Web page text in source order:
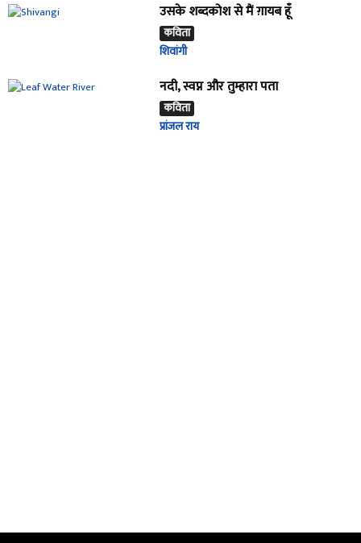
उसके शब्दकोश से मैं ग़ायब हूँ
कविता
शिवांगी
नदी, स्वप्न और तुम्हारा पता
कविता
प्रांजल राय